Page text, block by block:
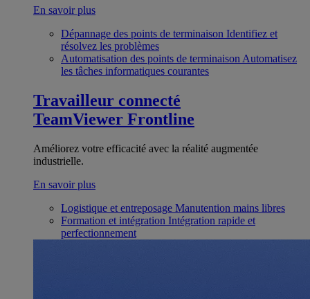
En savoir plus
Dépannage des points de terminaison Identifiez et
résolvez les problèmes
Automatisation des points de terminaison Automatisez
les tâches informatiques courantes
Travailleur connecté
TeamViewer Frontline
Améliorez votre efficacité avec la réalité augmentée
industrielle.
En savoir plus
Logistique et entreposage Manutention mains libres
Formation et intégration Intégration rapide et
perfectionnement